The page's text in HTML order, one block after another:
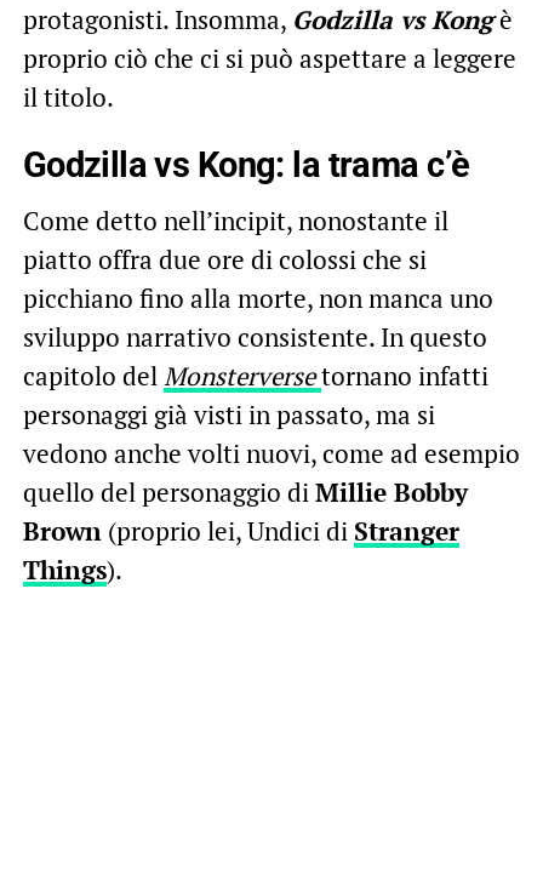
protagonisti. Insomma, Godzilla vs Kongè
proprio ciò che ci si può aspettare a leggere
il titolo.
Godzilla vs Kong: la trama c’è
Come detto nell’incipit, nonostante il
piatto offra due ore di colossi che si
picchiano fino alla morte, non manca uno
sviluppo narrativo consistente. In questo
capitolo delMonsterversetornano infatti
personaggi già visti in passato, ma si
vedono anche volti nuovi, come ad esempio
quello del personaggio diMillie Bobby
Brown(proprio lei, Undici di Stranger
Things).